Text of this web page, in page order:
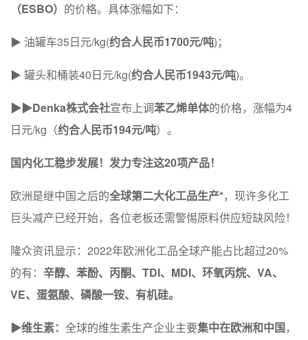
（ESBO） 的价格。具体涨幅如下：
▶ 油罐车35日元/kg(约合人民币1700元/吨)；
▶ 罐头和桶装40日元/kg(约合人民币1943元/吨)。
▶▶Denka株式会社宣布上调苯乙烯单体的价格，涨幅为4
日元/kg（约合人民币194元/吨）。
国内化工稳步发展！发力专注这20项产品！
欧洲是继中国之后的全球第二大化工品生产*，现许多化工
巨头减产已经开始，各位老板还需警惕原料供应短缺风险！
隆众资讯显示：2022年欧洲化工品全球产能占比超过20%
的有： 辛醇、苯酚、丙酮、TDI、MDI、环氧丙烷、VA、
VE、蛋氨酸、磷酸一铵、有机硅。
▶维生素： 全球的维生素生产企业主要集中在欧洲和中国，